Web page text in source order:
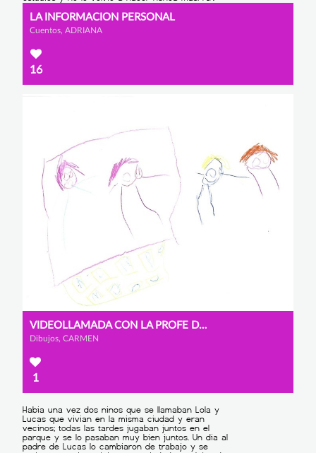
LA INFORMACION PERSONAL
Cuentos, ADRIANA
16
VIDEOLLAMADA CON LA PROFE DEL TELECENTRO
Dibujos, CARMEN
1